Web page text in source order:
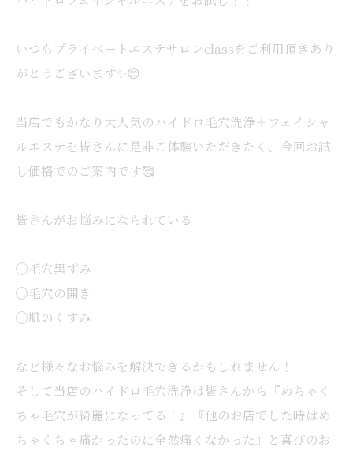
いつもプライベートエステサロンclassをご利用頂きあり
がとうございます✨😊
当店でもかなり大人気のハイドロ毛穴洗浄＋フェイシャ
ルエステを皆さんに是非ご体験いただきたく、今回お試
し価格でのご案内です🥰
皆さんがお悩みになられている
◯毛穴黒ずみ
◯毛穴の開き
◯肌のくすみ
など様々なお悩みを解決できるかもしれません！
そして当店のハイドロ毛穴洗浄は皆さんから『めちゃく
ちゃ毛穴が綺麗になってる！』『他のお店でした時はめ
ちゃくちゃ痛かったのに全然痛くなかった』と喜びのお